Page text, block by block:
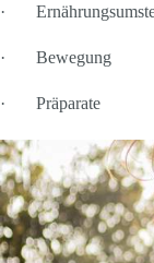
·
· Bewegung
· Präparate